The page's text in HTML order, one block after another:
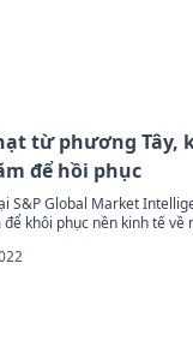
từ phương Tây,
để hồi phục
S&P Global Market
khôi phục nền kinh tế về